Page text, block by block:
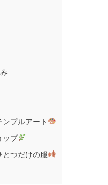
プルアート
ップ
つだけの服